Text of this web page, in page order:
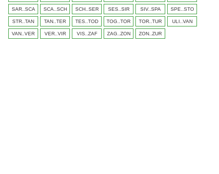
SAR..SCA SCA..SCH SCH..SER SES..SIR SIV..SPA SPE..STO
STR..TAN TAN..TER TES..TOD TOG..TOR TOR..TUR ULI..VAN
VAN..VER VER..VIR VIS..ZAF ZAG..ZON ZON..ZUR